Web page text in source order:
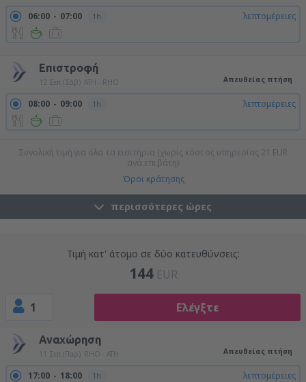
06:00 07:00 1h λεπτομέρειες
Επιστροφή
12 Σεπ (Σάβ) ATH - RHO Απευθείας πτήση
08:00 09:00 1h λεπτομέρειες
Συνολική τιμή για όλα τα εισιτήρια (χωρίς κόστος υπηρεσίας 21 EUR
ανά επιβάτη)
Όροι κράτησης
περισσότερες ώρες
Τιμή κατ' άτομο σε δύο κατευθύνσεις:
144 EUR
1 Ελέγξτε
Αναχώρηση
11 Σεπ (Παρ) RHO - ATH Απευθείας πτήση
17:00 18:00 1h λεπτομέρειες